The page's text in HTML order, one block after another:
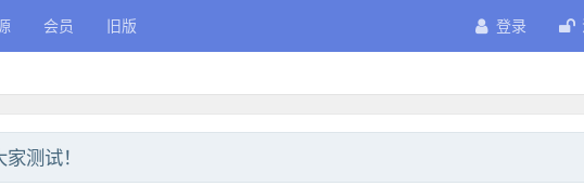
会员 旧版 登录
测试！